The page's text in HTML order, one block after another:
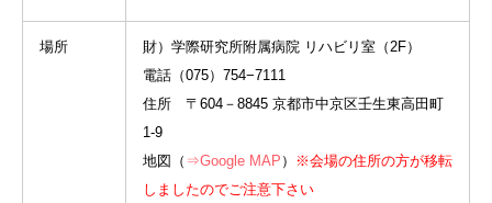
場所
財）学際研究所附属病院 リハビリ室（2F）
電話（075）754−7111
住所 〒604－8845 京都市中京区壬生東高田町
1-9
地図（ ⇒Google MAP ）
※会場の住所の方が移転
しましたのでご注意下さい